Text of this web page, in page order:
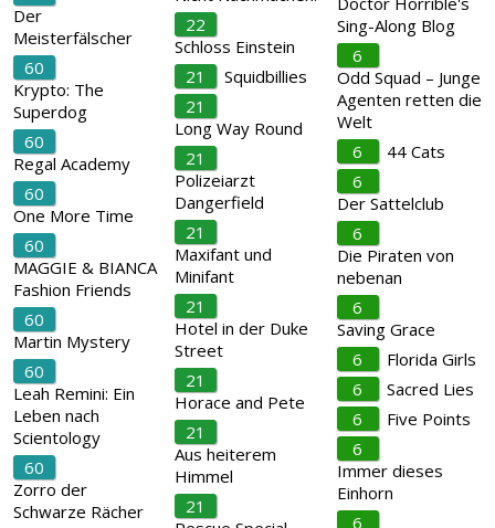
Der
Meisterfälscher
60
Krypto: The
Superdog
60
Regal Academy
60
One More Time
60
MAGGIE & BIANCA
Fashion Friends
60
Martin Mystery
60
Leah Remini: Ein
Leben nach
Scientology
60
Zorro der
Schwarze Rächer
22
Schloss Einstein
21
Squidbillies
21
Long Way Round
21
Polizeiarzt
Dangerfield
21
Maxifant und
Minifant
21
Hotel in der Duke
Street
21
Horace and Pete
21
Aus heiterem
Himmel
21
Sing-Along Blog
6
Odd Squad – Junge
Agenten retten die
Welt
6
44 Cats
6
Der Sattelclub
6
Die Piraten von
nebenan
6
Saving Grace
6
Florida Girls
6
Sacred Lies
6
Five Points
6
Immer dieses
Einhorn
6